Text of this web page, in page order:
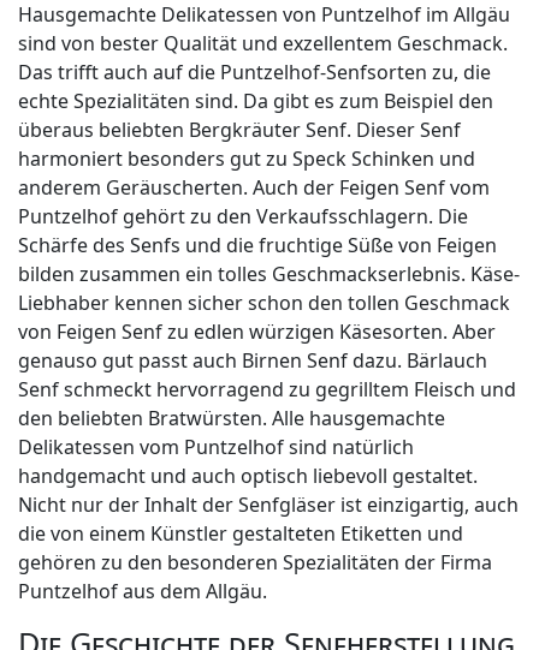
Hausgemachte Delikatessen von Puntzelhof im Allgäu
sind von bester Qualität und exzellentem Geschmack.
Das trifft auch auf die Puntzelhof-Senfsorten zu, die
echte Spezialitäten sind. Da gibt es zum Beispiel den
überaus beliebten Bergkräuter Senf. Dieser Senf
harmoniert besonders gut zu Speck Schinken und
anderem Geräuscherten. Auch der Feigen Senf vom
Puntzelhof gehört zu den Verkaufsschlagern. Die
Schärfe des Senfs und die fruchtige Süße von Feigen
bilden zusammen ein tolles Geschmackserlebnis. Käse-
Liebhaber kennen sicher schon den tollen Geschmack
von Feigen Senf zu edlen würzigen Käsesorten. Aber
genauso gut passt auch Birnen Senf dazu. Bärlauch
Senf schmeckt hervorragend zu gegrilltem Fleisch und
den beliebten Bratwürsten. Alle hausgemachte
Delikatessen vom Puntzelhof sind natürlich
handgemacht und auch optisch liebevoll gestaltet.
Nicht nur der Inhalt der Senfgläser ist einzigartig, auch
die von einem Künstler gestalteten Etiketten und
gehören zu den besonderen Spezialitäten der Firma
Puntzelhof aus dem Allgäu.